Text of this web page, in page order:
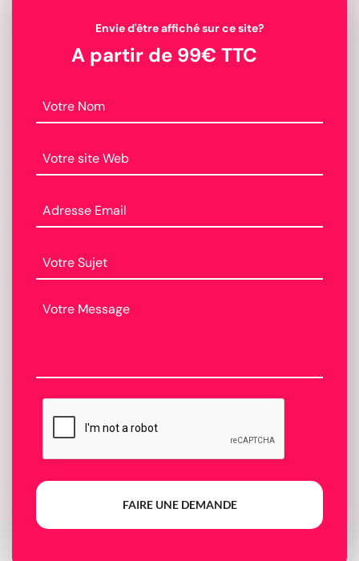
Envie d'être affiché sur ce site?
A partir de 99€ TTC
FAIRE UNE DEMANDE